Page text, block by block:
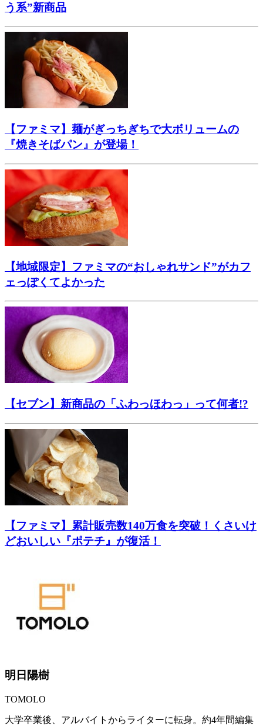
う系”新商品
【ファミマ】麺がぎっちぎちで大ボリュームの
『焼きそばパン』が登場！
【地域限定】ファミマの“おしゃれサンド”がカフ
ェっぽくてよかった
【セブン】新商品の「ふわっほわっ」って何者!?
【ファミマ】累計販売数140万食を突破！くさいけ
どおいしい『ポテチ』が復活！
明日陽樹
TOMOLO
大学卒業後、アルバイトからライターに転身。約4年間編集